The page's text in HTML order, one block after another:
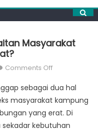
Masyarakat
Comments Offon
dan
Politik:
Apa
Kaitan
sebagai dua hal
masyarakat kampung
yang erat. Di
kebutuhan